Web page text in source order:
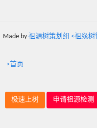
Made by 祖源树策划组 <祖缘树
>首页
极速上树 申请祖源检测